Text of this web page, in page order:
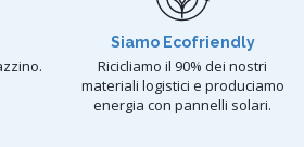
Siamo Ecofriendly
Ricicliamo il 90% dei nostri
materiali logistici e produciamo
energia con pannelli solari.